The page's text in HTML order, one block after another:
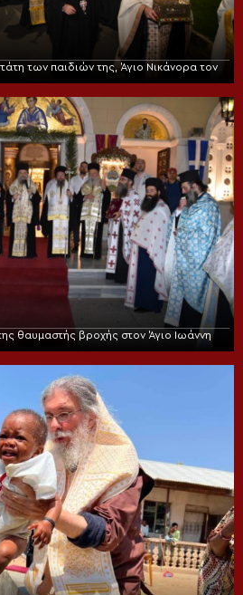
των παιδιών της, Άγιο Νικάνορα τον
θαυμαστής βροχής στον Άγιο Ιωάννη